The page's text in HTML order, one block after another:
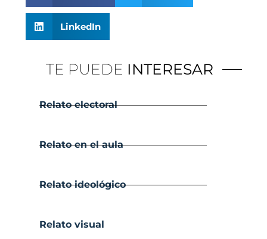
LinkedIn
TE PUEDE INTERESAR
Relato electoral
Relato en el aula
Relato ideológico
Relato visual